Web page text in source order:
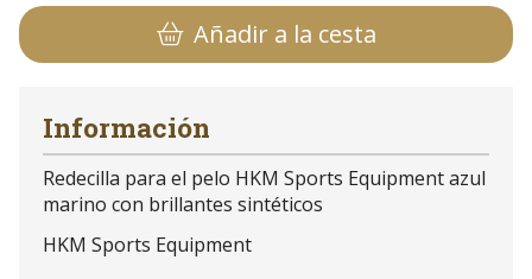
Añadir a la cesta
Información
Redecilla para el pelo HKM Sports Equipment azul
marino con brillantes sintéticos
HKM Sports Equipment